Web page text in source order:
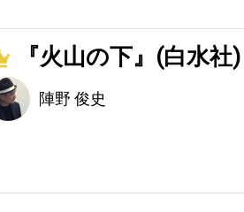
『火山の下』(白水社)
陣野 俊史